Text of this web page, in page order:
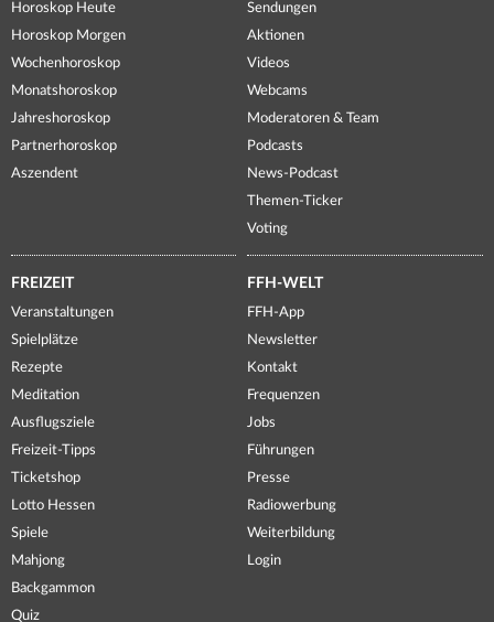
Horoskop Heute
Horoskop Morgen
Wochenhoroskop
Monatshoroskop
Jahreshoroskop
Partnerhoroskop
Aszendent
Sendungen
Aktionen
Videos
Webcams
Moderatoren & Team
Podcasts
News-Podcast
Themen-Ticker
Voting
FREIZEIT
Veranstaltungen
Spielplätze
Rezepte
Meditation
Ausflugsziele
Freizeit-Tipps
Ticketshop
Lotto Hessen
Spiele
Mahjong
Backgammon
Quiz
FFH-WELT
FFH-App
Newsletter
Kontakt
Frequenzen
Jobs
Führungen
Presse
Radiowerbung
Weiterbildung
Login